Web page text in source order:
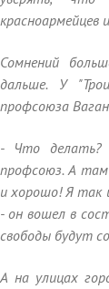
красноармейцев
Сомнений
дальше. У
профсоюза
- Что
профсоюз. А там
и хорошо! Я так
- он вошел в
свободы будут
А на улицах